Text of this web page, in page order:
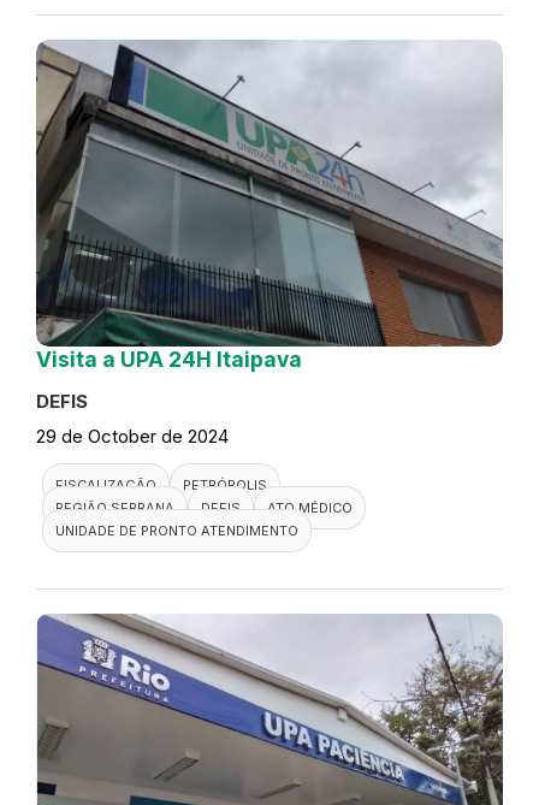
Visita a UPA 24H Itaipava
DEFIS
29 de October de 2024
FISCALIZAÇÃO
PETRÓPOLIS
REGIÃO SERRANA
DEFIS
ATO MÉDICO
UNIDADE DE PRONTO ATENDIMENTO